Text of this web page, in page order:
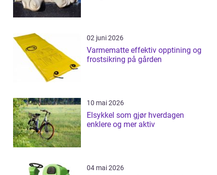
02 juni 2026
Varmematte effektiv opptining og
frostsikring på gården
10 mai 2026
Elsykkel som gjør hverdagen
enklere og mer aktiv
04 mai 2026